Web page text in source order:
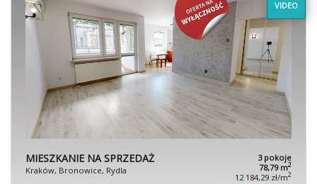
VIDEO
MIESZKANIE NA SPRZEDAŻ
Kraków, Bronowice, Rydla
3 pokoje
78,79 m2
12 184,29 zł/m2